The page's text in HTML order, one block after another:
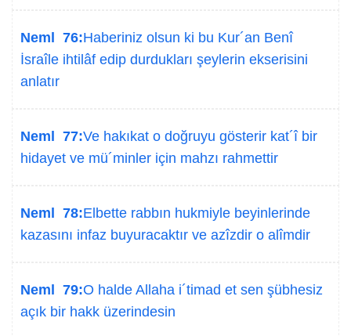
Neml 76:Haberiniz olsun ki bu Kur´an Benî
İsraîle ihtilâf edip durdukları şeylerin ekserisini
anlatır
Neml 77:Ve hakıkat o doğruyu gösterir kat´î bir
hidayet ve mü´minler için mahzı rahmettir
Neml 78:Elbette rabbın hukmiyle beyinlerinde
kazasını infaz buyuracaktır ve azîzdir o alîmdir
Neml 79:O halde Allaha i´timad et sen şübhesiz
açık bir hakk üzerindesin